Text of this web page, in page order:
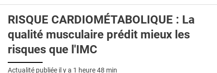
RISQUE CARDIOMÉTABOLIQUE : La
qualité musculaire prédit mieux les
risques que l'IMC
Actualité publiée il y a 1 heure 48 min